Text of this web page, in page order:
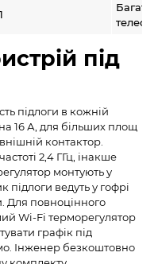
1
Багато
під
підлоги в кожній
16 А, для більших площ
контактор.
2,4 ГГц, інакше
монтують у
підлоги ведуть у гофрі
Для повноцінного
Wi-Fi терморегулятор
графік під
Інженер безкоштовно